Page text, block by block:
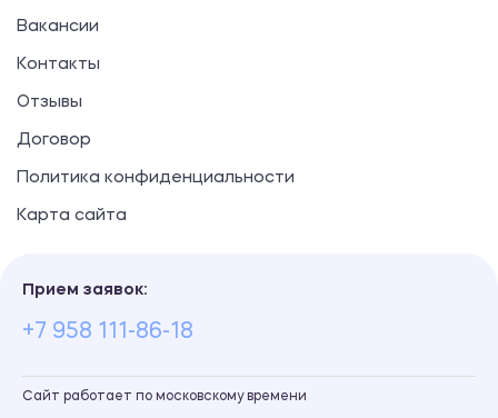
Вакансии
Контакты
Отзывы
Договор
Политика конфиденциальности
Карта сайта
Прием заявок:
+7 958 111-86-18
Сайт работает по московскому времени